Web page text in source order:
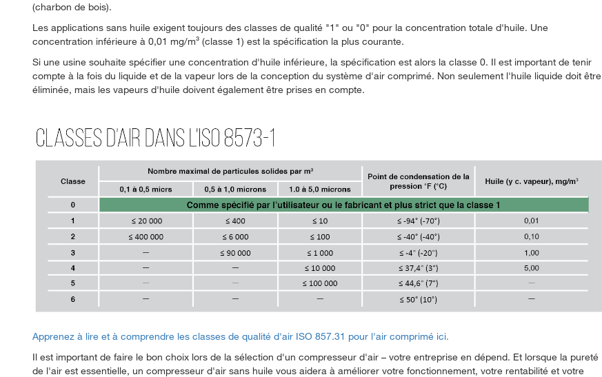
(charbon de bois).
Les applications sans huile exigent toujours des classes de qualité "1" ou "0" pour la concentration totale d'huile. Une
concentration inférieure à 0,01 mg/m³ (classe 1) est la spécification la plus courante.
Si une usine souhaite spécifier une concentration d'huile inférieure, la spécification est alors la classe 0. Il est important de tenir
compte à la fois du liquide et de la vapeur lors de la conception du système d'air comprimé. Non seulement l'huile liquide doit être
éliminée, mais les vapeurs d'huile doivent également être prises en compte.
Apprenez à lire et à comprendre les classes de qualité d'air ISO 857.31 pour l'air comprimé ici.
Il est important de faire le bon choix lors de la sélection d'un compresseur d'air – votre entreprise en dépend. Et lorsque la pureté
de l'air est essentielle, un compresseur d'air sans huile vous aidera à améliorer votre fonctionnement, votre rentabilité et votre